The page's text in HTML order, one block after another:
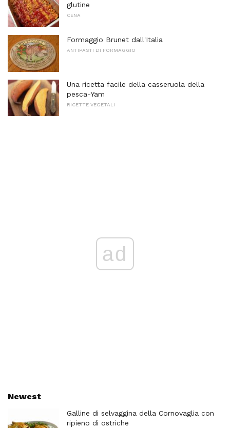
glutine
CENA
Formaggio Brunet dall'Italia
ANTIPASTI DI FORMAGGIO
Una ricetta facile della casseruola della
pesca-Yam
RICETTE VEGETALI
ad
Newest
Galline di selvaggina della Cornovaglia con
ripieno di ostriche